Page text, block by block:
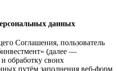
данных
Соглашения, пользователь
(далее —
обработку своих
путём заполнения веб-форм